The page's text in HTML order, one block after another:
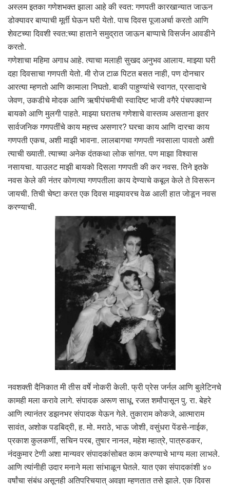
अस्लम इतका गणेशभक्त झाला आहे की स्वत: गणपती कारखान्यात जाऊन
डोक्यावर बाप्पाची मूर्ती घेऊन घरी येतो. पाच दिवस पूजाअर्चा करतो आणि
शेवटच्या दिवशी स्वत:च्या हाताने समुद्रात जाऊन बाप्पाचे विसर्जन आवडीने
करतो.
गणेशाचा महिमा अगाध आहे. त्याचा मलाही सुखद अनुभव आलाय. माझ्या घरी
दहा दिवसाचा गणपती येतो. मी रोज टाळ पिटत बसत नाही, पण दोनचार
आरत्या म्हणतो आणि कामाला निघतो. बाकी पाहुण्यांचे स्वागत, प्रसादाचे
जेवण, उकडीचे मोदक आणि ऋषीपंचमीची स्वादिष्ट भाजी वगैरे पंचपक्वान्न
बायको आणि मुलगी पाहते. माझ्या घरातच गणेशाचे वास्तव्य असताना इतर
सार्वजनिक गणपतींचे काय महत्त्व असणार? घरचा काय आणि दारचा काय
गणपती एकच, अशी माझी भावना. लालबागचा गणपती नवसाला पावतो अशी
त्याची ख्याती. त्याच्या अनेक दंतकथा लोक सांगत. पण माझा विश्वास
नसायचा. याउलट माझी बायको दिसला गणपती की कर नवस. तिने इतके
नवस केले की नंतर कोणत्या गणपतीला काय देण्याचे कबूल केले ते विसरून
जायची. तिची चेष्टा करत एक दिवस माझ्यावरच वेळ आली हात जोडून नवस
करण्याची.
नवशक्ती दैनिकात मी तीस वर्षे नोकरी केली. फ्री प्रेस जर्नल आणि बुलेटिनचे
कामही मला करावे लागे. संपादक अरूण साधू, रजत शर्मांपासून पु. रा. बेहरे
आणि त्यानंतर डझनभर संपादक येऊन गेले. तुकाराम कोकजे, आत्माराम
सावंत, अशोक पडबिद्री, ह. मो. मराठे, भाऊ जोशी, वसुंधरा पेंडसे-नाईक,
प्रकाश कुलकर्णी, सचिन परब, तुषार नानल, महेश म्हात्रे, पात्रुडकर,
नंदकुमार टेणी अशा मान्यवर संपादकांसोबत काम करण्याचे भाग्य मला लाभले.
आणि त्यांनीही उदार मनाने मला सांभाळून घेतले. यात एका संपादकांशी ४०
वर्षांचा संबंध असूनही अतिपरिचयात् अवज्ञा म्हणतात तसे झाले. एक दिवस